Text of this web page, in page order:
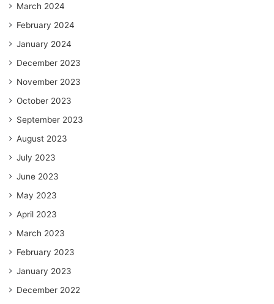
March 2024
February 2024
January 2024
December 2023
November 2023
October 2023
September 2023
August 2023
July 2023
June 2023
May 2023
April 2023
March 2023
February 2023
January 2023
December 2022